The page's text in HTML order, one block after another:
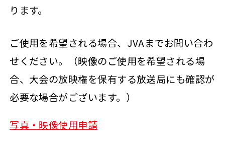
ります。
ご使用を希望される場合、JVAまでお問い合わ
せください。（映像のご使用を希望される場
合、大会の放映権を保有する放送局にも確認が
必要な場合がございます。）
写真・映像使用申請